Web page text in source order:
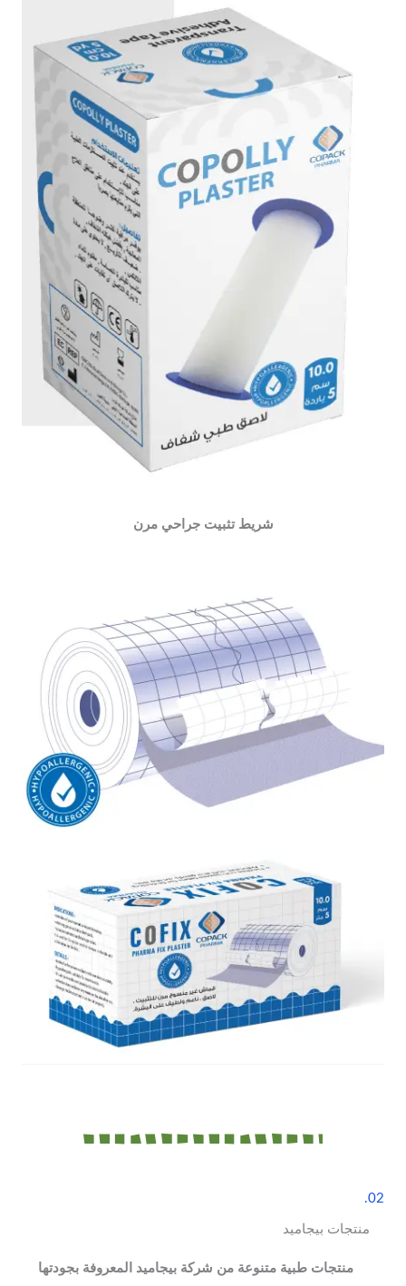
شريط تثبيت جراحي مرن
02.
منتجات بيجاميد
منتجات طبية متنوعة من شركة بيجاميد المعروفة بجودتها